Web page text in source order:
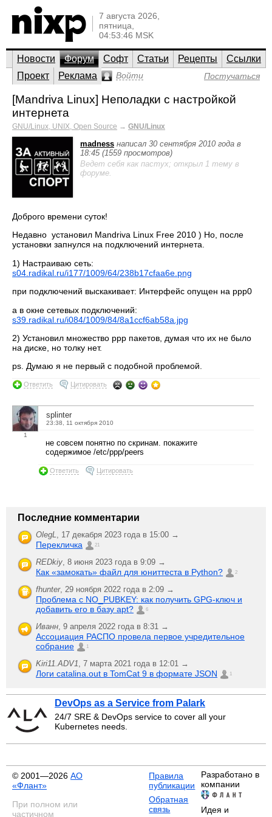
7 августа 2026,
пятница,
04:53:46 MSK
Новости Форум Софт Статьи Рецепты
Ссылки
Проект
Реклама Войти Постучаться
[Mandriva Linux] Неполадки с настройкой
интернета
GNU/Linux, UNIX, Open Source → GNU/Linux
madness написал 30 сентября 2010 года в
18:45 (1559 просмотров)
Ведет себя как пастух; открыл 1 тему в
форуме.
Доброго времени суток!
Недавно установил Mandriva Linux Free 2010 ) Но, после
установки запнулся на подключений интернета.
1) Настраиваю сеть:
s04.radikal.ru/i177/1009/64/238b17cfaa6e.png
при подключений выскакивает: Интерфейс опущен на ppp0
а в окне сетевых подключений:
s39.radikal.ru/i084/1009/84/8a1ccf6ab58a.jpg
2) Установил множество ppp пакетов, думая что их не было
на диске, но толку нет.
ps. Думаю я не первый с подобной проблемой.
Ответить Цитировать
1
splinter
23:38, 11 октября 2010
не совсем понятно по скринам. покажите
содержимое /etc/ppp/peers
Ответить Цитировать
Последние комментарии
OlegL, 17 декабря 2023 года в 15:00 →
Перекличка 21
REDkiy, 8 июня 2023 года в 9:09 →
Как «замокать» файл для юниттеста в Python? 2
fhunter, 29 ноября 2022 года в 2:09 →
Проблема с NO_PUBKEY: как получить GPG-ключ и
добавить его в базу apt?
6
Иванн, 9 апреля 2022 года в 8:31 →
Ассоциация РАСПО провела первое учредительное
собрание
1
Kiri11.ADV1, 7 марта 2021 года в 12:01 →
Логи catalina.out в TomCat 9 в формате JSON 1
DevOps as a Service from Palark
24/7 SRE & DevOps service to cover all your
Kubernetes needs.
© 2001—2026 АО
«Флант»
При полном или
частичном
Правила
публикации
Обратная
связь
Разработано в
компании
Идея и